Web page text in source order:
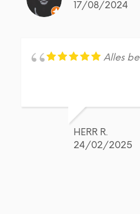
17/08/2024
Alles
HERR R.
24/02/2025